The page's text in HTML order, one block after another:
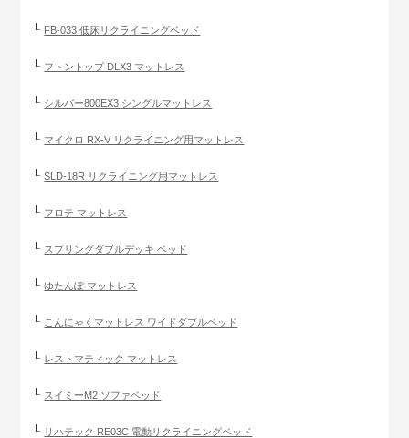
FB-033 低床リクライニングベッド
フトントップ DLX3 マットレス
シルバー800EX3 シングルマットレス
マイクロ RX-V リクライニング用マットレス
SLD-18R リクライニング用マットレス
フロテ マットレス
スプリングダブルデッキ ベッド
ゆたんぽ マットレス
こんにゃくマットレス ワイドダブルベッド
レストマティック マットレス
スイミーM2 ソファベッド
リハテック RE03C 電動リクライニングベッド